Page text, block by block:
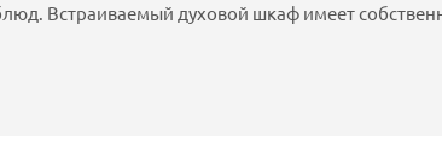
Встраиваемый духовой шкаф имеет